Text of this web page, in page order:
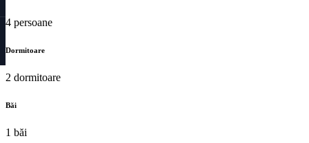
4 persoane
Dormitoare
2 dormitoare
Băi
1 băi